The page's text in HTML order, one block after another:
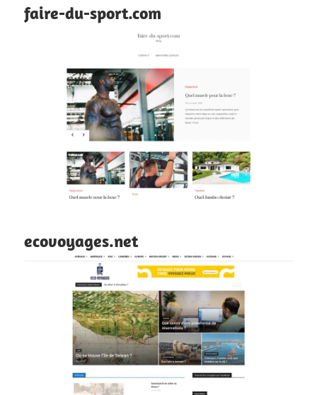
faire-du-sport.com
ecovoyages.net